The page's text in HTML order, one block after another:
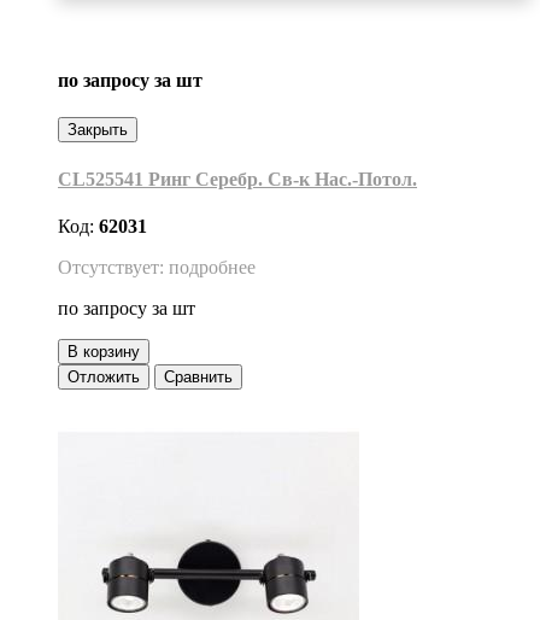
по запросу за шт
Закрыть
CL525541 Ринг Серебр. Св-к Нас.-Потол.
Код: 62031
Отсутствует: подробнее
по запросу за шт
В корзину
Отложить
Сравнить